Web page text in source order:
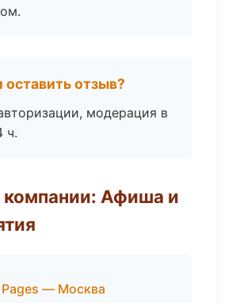
отзыв?
модерация в
ч.
Афиша и
— Москва